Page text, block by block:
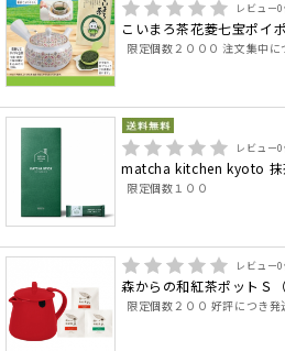
レビュー0
こいまろ茶花菱七宝ポイ
限定個数２０００ 注文集中
レビュー0
matcha kitchen kyoto 抹
限定個数１００
レビュー0
森からの和紅茶ポットＳ（
限定個数２００ 好評につき